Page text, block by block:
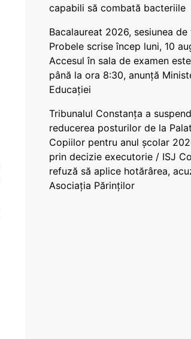
capabili să combată bacteriile
Bacalaureat 2026, sesiunea de
Probele scrise încep luni, 10
Accesul în sala de examen
până la ora 8:30, anunță
Educației
Tribunalul Constanța a
reducerea posturilor de la
Copiilor pentru anul școlar
prin decizie executorie / ISJ
refuză să aplice hotărârea,
Asociația Părinților